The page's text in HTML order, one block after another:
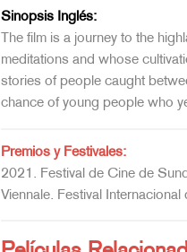
Sinopsis Inglés:
The film is a journey to the
meditations and whose
stories of people caught
chance of young people who
Premios y Festivales:
2021. Festival de Cine de
Viennale. Festival Internacional